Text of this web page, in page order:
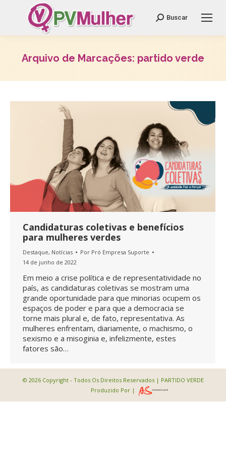
Search:
Buscar
Arquivo de Marcações: partido verde
Candidaturas coletivas e benefícios
para mulheres verdes
Destaque, Notícias Por Pró Empresa Suporte
14 de junho de 2022
Em meio a crise política e de representatividade no
país, as candidaturas coletivas se mostram uma
grande oportunidade para que minorias ocupem os
espaços de poder e para que a democracia se
torne mais plural e, de fato, representativa. As
mulheres enfrentam, diariamente, o machismo, o
sexismo e a misoginia e, infelizmente, estes
fatores são…
© 2026 Copyright - Todos Os Direitos Reservados | PARTIDO VERDE
Produzido Por |